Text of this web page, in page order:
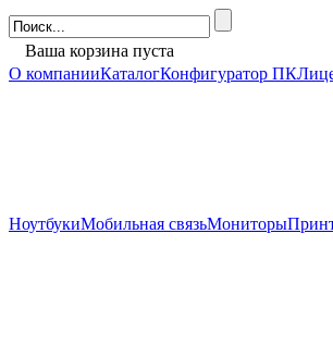
Ваша корзина пуста
О компанииКаталогКонфигуратор ПК
НоутбукиМобильная связьМониторы